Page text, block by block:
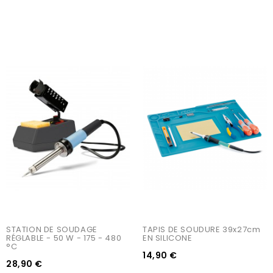
STATION DE SOUDAGE
RÉGLABLE - 50 W - 175 - 480
°C
28,90 €
TAPIS DE SOUDURE 39x27cm
EN SILICONE
14,90 €